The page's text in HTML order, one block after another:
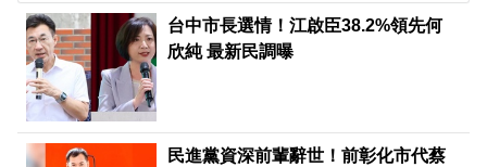
台中市長選情！江啟臣38.2%領先何
欣純 最新民調曝
民進黨資深前輩辭世！前彰化市代蔡